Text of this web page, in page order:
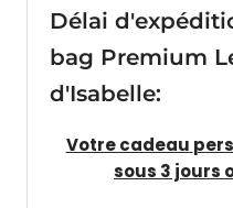
Délai
bag Premium
d'Isabelle:
Votre cadeau
sous 3 jours